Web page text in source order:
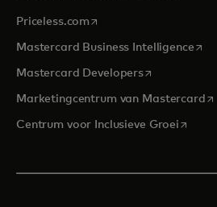
Priceless.com opens in a new tab
Mastercard Business Intelligence
Mastercard Developersopens in a
Marketingcentrum van Mastercard
Centrum voor Inclusieve Groeiopens